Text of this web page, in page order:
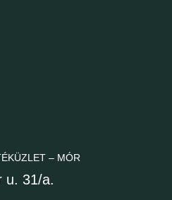
– MÓR
u. 31/a.